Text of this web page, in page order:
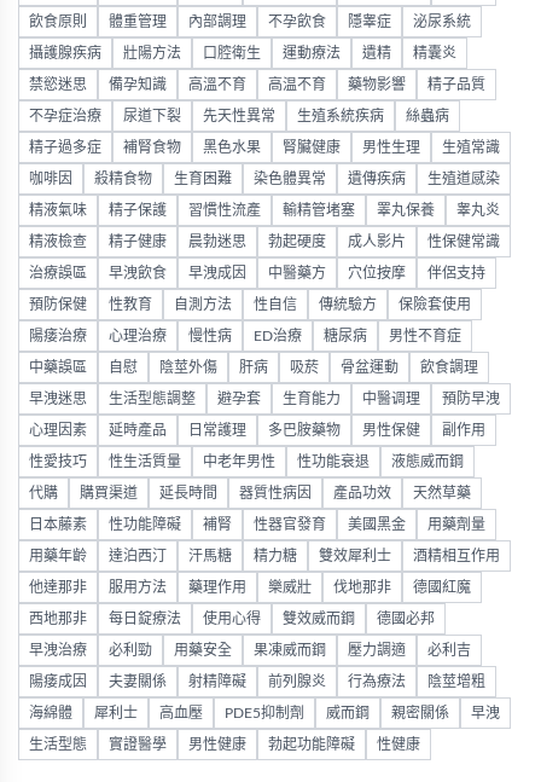
飲食原則 體重管理 內部調理 不孕飲食 隱睾症 泌尿系統
攝護腺疾病 壯陽方法 口腔衛生 運動療法 遺精 精囊炎
禁慾迷思 備孕知識 高溫不育 高温不育 藥物影響 精子品質
不孕症治療 尿道下裂 先天性異常 生殖系統疾病 絲蟲病
精子過多症 補腎食物 黑色水果 腎臟健康 男性生理 生殖常識
咖啡因 殺精食物 生育困難 染色體異常 遺傳疾病 生殖道感染
精液氣味 精子保護 習慣性流產 輸精管堵塞 睪丸保養 睾丸炎
精液檢查 精子健康 晨勃迷思 勃起硬度 成人影片 性保健常識
治療誤區 早洩飲食 早洩成因 中醫藥方 穴位按摩 伴侶支持
預防保健 性教育 自測方法 性自信 傳統驗方 保險套使用
陽痿治療 心理治療 慢性病 ED治療 糖尿病 男性不育症
中藥誤區 自慰 陰莖外傷 肝病 吸菸 骨盆運動 飲食調理
早洩迷思 生活型態調整 避孕套 生育能力 中醫调理 預防早洩
心理因素 延時產品 日常護理 多巴胺藥物 男性保健 副作用
性愛技巧 性生活質量 中老年男性 性功能衰退 液態威而鋼
代購 購買渠道 延長時間 器質性病因 產品功效 天然草藥
日本藤素 性功能障礙 補腎 性器官發育 美國黑金 用藥劑量
用藥年齡 達泊西汀 汗馬糖 精力糖 雙效犀利士 酒精相互作用
他達那非 服用方法 藥理作用 樂威壯 伐地那非 德國紅魔
西地那非 每日錠療法 使用心得 雙效威而鋼 德國必邦
早洩治療 必利勁 用藥安全 果凍威而鋼 壓力調適 必利吉
陽痿成因 夫妻關係 射精障礙 前列腺炎 行為療法 陰莖增粗
海綿體 犀利士 高血壓 PDE5抑制劑 威而鋼 親密關係 早洩
生活型態 實證醫學 男性健康 勃起功能障礙 性健康